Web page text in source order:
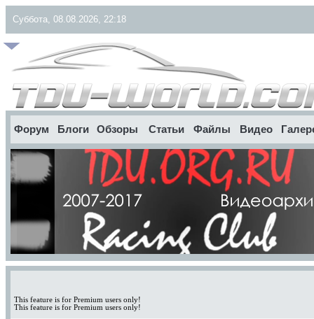
Суббота, 08.08.2026, 22:18
Форум Блоги Обзоры Статьи Файлы Видео
This feature is for Premium users only!
This feature is for Premium users only!